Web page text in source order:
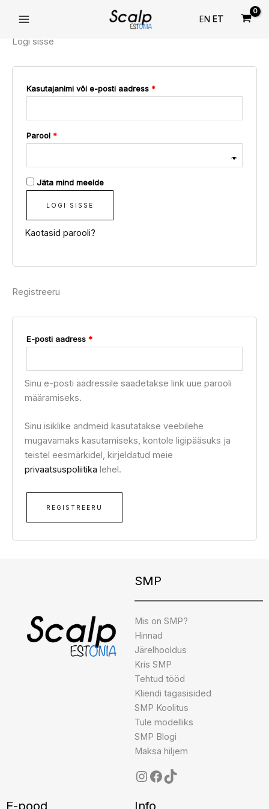
EN ET
Minu konto
Logi sisse
Kasutajanimi või e-posti aadress *
Parool *
Jäta mind meelde
LOGI SISSE
Kaotasid parooli?
Registreeru
E-posti aadress *
Sinu e-posti aadressile saadetakse link uue parooli
määramiseks.
Sinu isiklike andmeid kasutatakse veebilehe
mugavamaks kasutamiseks, kontole ligipääsuks ja
teistel eesmärkidel, kirjeldatud meie
privaatsuspoliitika lehel.
REGISTREERU
SMP
Mis on SMP?
Hinnad
Järelhooldus
Kris SMP
Tehtud tööd
Kliendi tagasisided
SMP Koolitus
Tule modelliks
SMP Blogi
Maksa hiljem
Instagram
Facebook
E-pood Info